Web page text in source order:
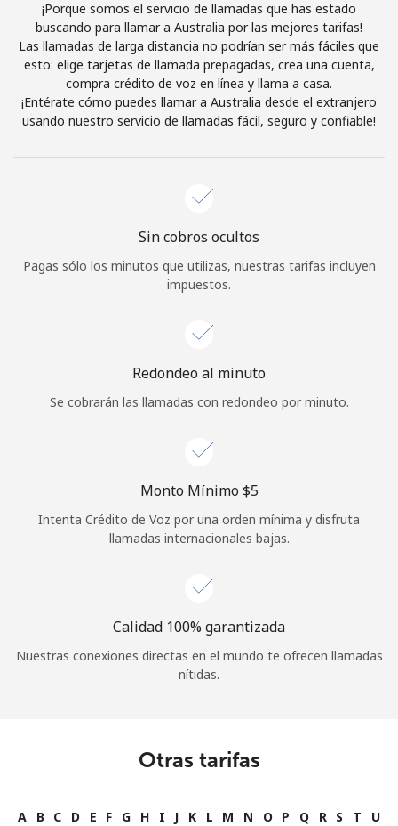
Iniciar Sesión
o
Continuar con
¡Porque somos el servicio de llamadas que has estado
buscando para llamar a Australia por las mejores tarifas!
Las llamadas de larga distancia no podrían ser más fáciles que
esto: elige tarjetas de llamada prepagadas, crea una cuenta,
compra crédito de voz en línea y llama a casa.
¡Entérate cómo puedes llamar a Australia desde el extranjero
usando nuestro servicio de llamadas fácil, seguro y confiable!
Sin cobros ocultos
Pagas sólo los minutos que utilizas, nuestras tarifas incluyen
impuestos.
Redondeo al minuto
Se cobrarán las llamadas con redondeo por minuto.
Monto Mínimo ⁦$5⁩
Intenta Crédito de Voz por una orden mínima y disfruta
llamadas internacionales bajas.
Calidad 100% garantizada
Nuestras conexiones directas en el mundo te ofrecen llamadas
nítidas.
Otras tarifas
A B C D E F G H I J K L M N O P Q R S T
U